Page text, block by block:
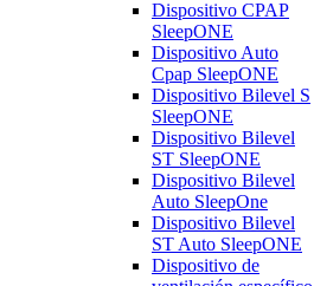
Dispositivo CPAP
SleepONE
Dispositivo Auto
Cpap SleepONE
Dispositivo Bilevel S
SleepONE
Dispositivo Bilevel
ST SleepONE
Dispositivo Bilevel
Auto SleepOne
Dispositivo Bilevel
ST Auto SleepONE
Dispositivo de